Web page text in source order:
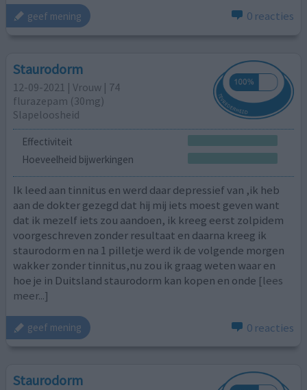
geef mening 0 reacties
Staurodorm
12-09-2021 | Vrouw | 74
flurazepam (30mg)
Slapeloosheid
Effectiviteit
Hoeveelheid bijwerkingen
Ik leed aan tinnitus en werd daar depressief van ,ik heb
aan de dokter gezegd dat hij mij iets moest geven want
dat ik mezelf iets zou aandoen, ik kreeg eerst zolpidem
voorgeschreven zonder resultaat en daarna kreeg ik
staurodorm en na 1 pilletje werd ik de volgende morgen
wakker zonder tinnitus,nu zou ik graag weten waar en
hoe je in Duitsland staurodorm kan kopen en onde [lees
meer...]
geef mening 0 reacties
Staurodorm